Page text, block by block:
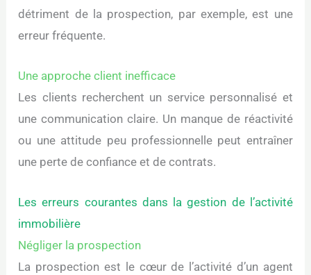
détriment de la prospection, par exemple, est une
erreur fréquente.
Une approche client inefficace
Les clients recherchent un service personnalisé et
une communication claire. Un manque de réactivité
ou une attitude peu professionnelle peut entraîner
une perte de confiance et de contrats.
Les erreurs courantes dans la gestion de l’activité
immobilière
Négliger la prospection
La prospection est le cœur de l’activité d’un agent